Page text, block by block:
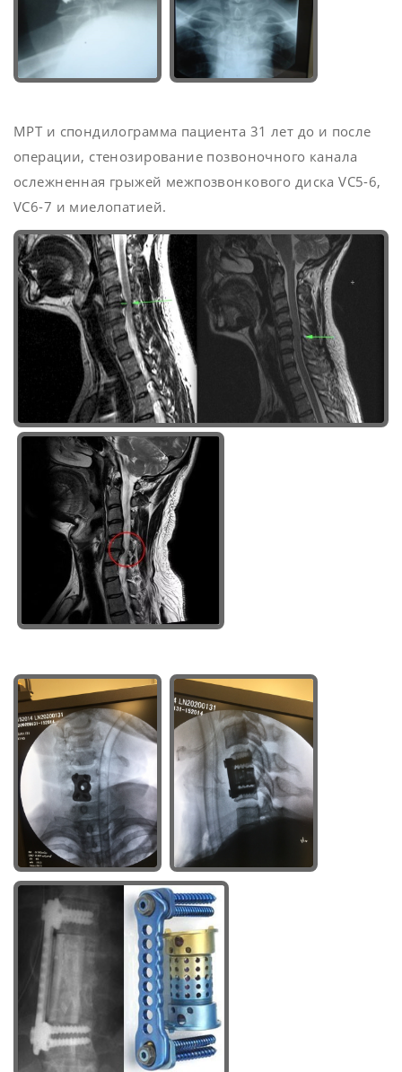
МРТ и спондилограмма пациента 31 лет до и после
операции, стенозирование позвоночного канала
ослежненная грыжей межпозвонкового диска VC5-6,
VC6-7 и миелопатией.